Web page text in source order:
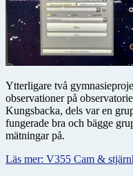
Ytterligare två
observationer på
Kungsbacka, dels var en
fungerade bra och bägge
mätningar på.
Läs mer: V355 Cam &